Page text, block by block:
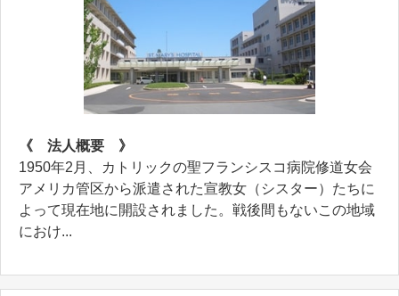
《 法人概要 》
1950年2月、カトリックの聖フランシスコ病院修道女会
アメリカ管区から派遣された宣教女（シスター）たちに
よって現在地に開設されました。戦後間もないこの地域
におけ...